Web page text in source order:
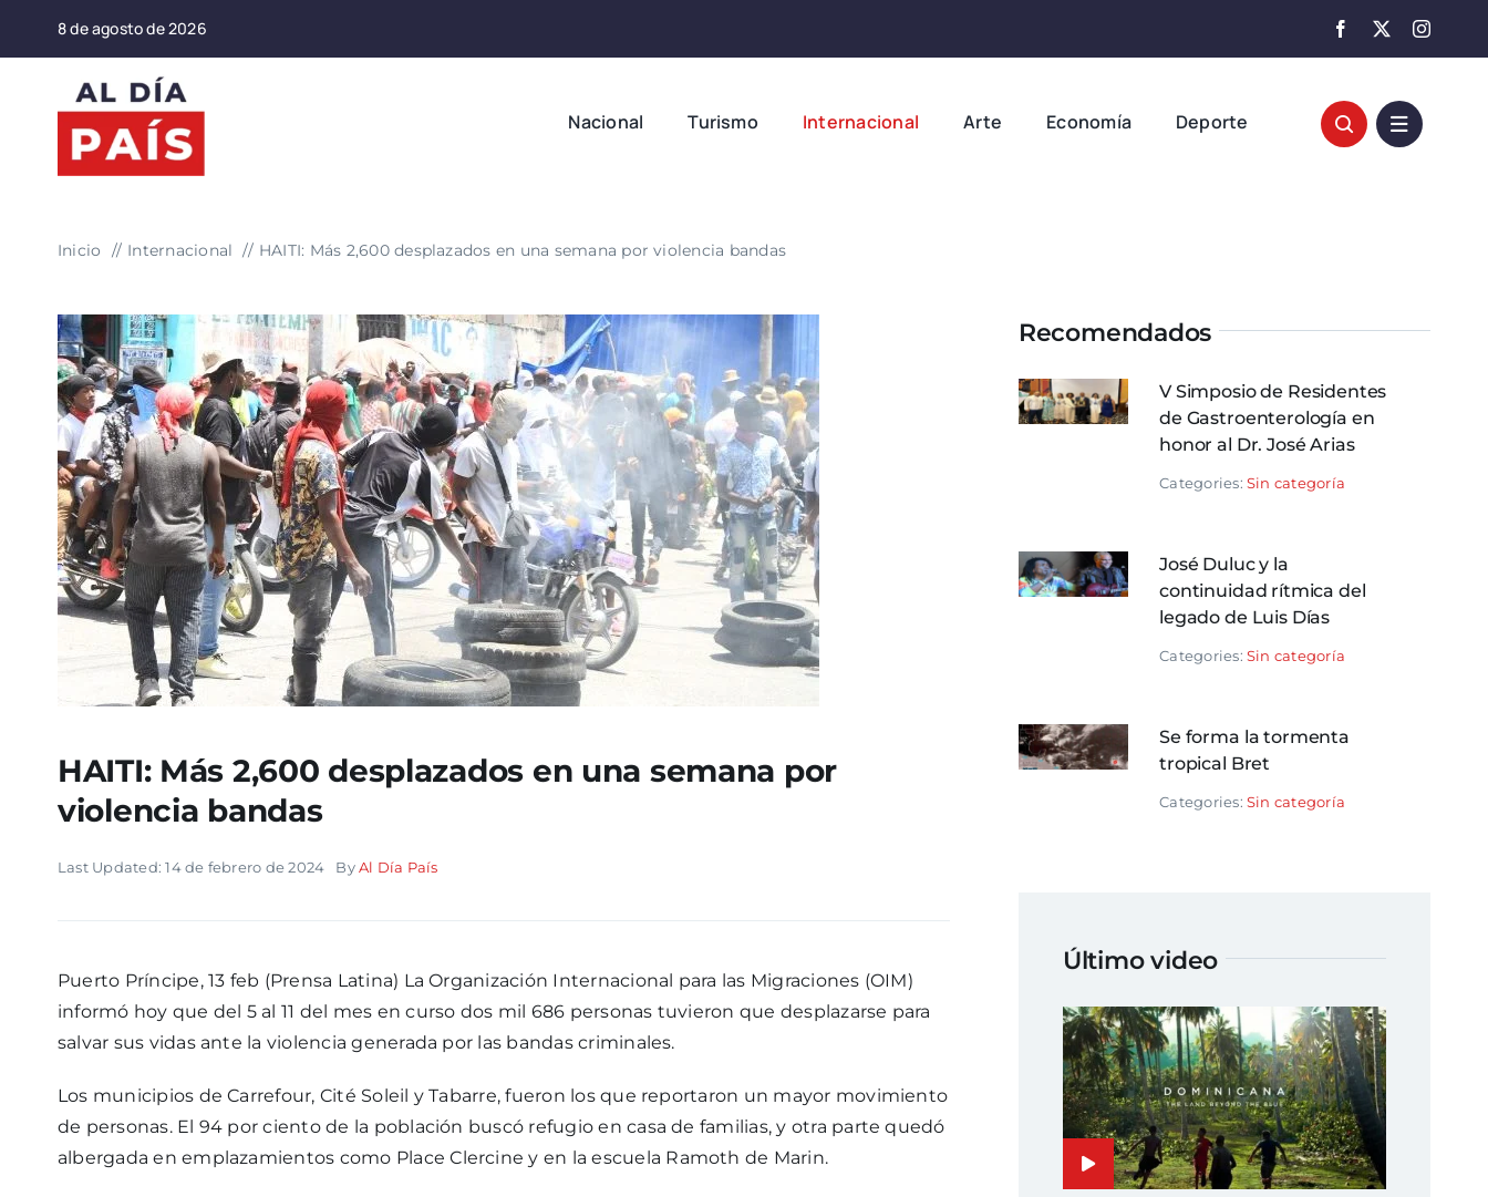
8 de agosto de 2026
Nacional Turismo Internacional Arte Economía Deporte
Inicio Internacional HAITI: Más 2,600 desplazados en una semana por violencia bandas
HAITI: Más 2,600 desplazados en una semana por
violencia bandas
Last Updated: 14 de febrero de 2024 ByAl Día País
Puerto Príncipe, 13 feb (Prensa Latina) La Organización Internacional para las Migraciones (OIM)
informó hoy que del 5 al 11 del mes en curso dos mil 686 personas tuvieron que desplazarse para
salvar sus vidas ante la violencia generada por las bandas criminales.
Los municipios de Carrefour, Cité Soleil y Tabarre, fueron los que reportaron un mayor movimiento
de personas. El 94 por ciento de la población buscó refugio en casa de familias, y otra parte quedó
albergada en emplazamientos como Place Clercine y en la escuela Ramoth de Marin.
Recomendados
V Simposio de Residentes
de Gastroenterología en
honor al Dr. José Arias
Categories: Sin categoría
José Duluc y la
continuidad rítmica del
legado de Luis Días
Categories: Sin categoría
Se forma la tormenta
tropical Bret
Categories: Sin categoría
Último video